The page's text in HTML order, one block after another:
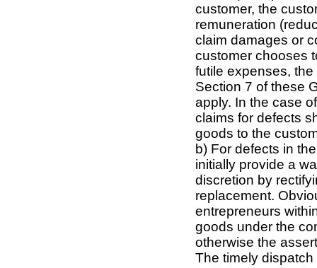
customer, the
remuneration
claim damages or
customer chooses
futile expenses,
Section 7 of these
apply. In the case
claims for defects
goods to the
b) For defects in
initially provide a
discretion by
replacement.
entrepreneurs
goods under the
otherwise the
The timely